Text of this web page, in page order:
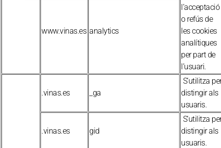
www.vinas.es analytics
l’acceptació
o refús de
les cookies
analítiques
per part de
l’usuari.
.vinas.es _ga
S’utilitza
distingir als
usuaris.
.vinas.es gid
S’utilitza
distingir als
usuaris.